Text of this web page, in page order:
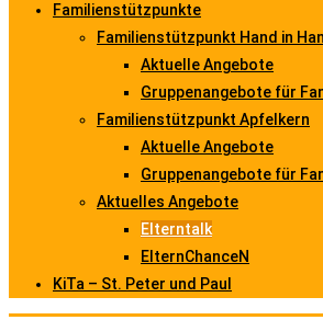
Familienstützpunkte
Familienstützpunkt Hand in
Aktuelle Angebote
Gruppenangebote für
Familienstützpunkt Apfelkern
Aktuelle Angebote
Gruppenangebote für
Aktuelles Angebote
Elterntalk
ElternChanceN
KiTa – St. Peter und Paul